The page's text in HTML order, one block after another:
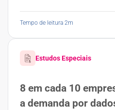
Tempo de leitura 2m
Estudos Especiais
8 em cada 10
a demanda por